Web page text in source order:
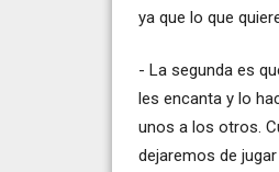
ya que lo que
- La segunda es
les encanta y lo
unos a los otros.
dejaremos de